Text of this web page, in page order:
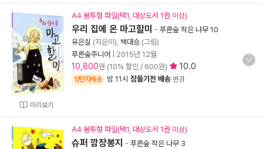
미리보기
A4 봉투형 파일(택1, 대상도서 1권 이상)
우리 집에 온 마고할미 - 푸른숲 작은 나무 10
유은실 (지은이), 백대승 (그림)
푸른숲주니어
2015년 12월
10,800원 (10% 할인 / 600원) 10.0
양탄자배송 밤 11시 잠들기전 배송 변경
A4 봉투형 파일(택1, 대상도서 1권 이상)
슈퍼 깜장봉지 - 푸른숲 작은 나무 3